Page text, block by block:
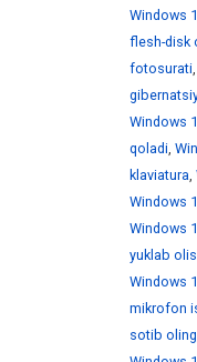
Windows
flesh-disk
fotosurati,
Windows
qoladi,
klaviatura,
Windows
Windows
yuklab
Windows
mikrofon
sotib oling